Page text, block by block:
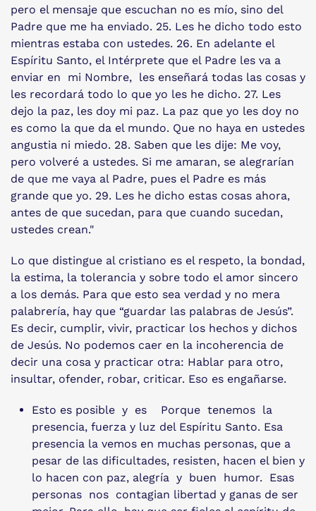
pero el mensaje que escuchan no es mío, sino del
Padre que me ha enviado. 25. Les he dicho todo esto
mientras estaba con ustedes. 26. En adelante el
Espíritu Santo, el Intérprete que el Padre les va a
enviar en mi Nombre, les enseñará todas las cosas y
les recordará todo lo que yo les he dicho. 27. Les
dejo la paz, les doy mi paz. La paz que yo les doy no
es como la que da el mundo. Que no haya en ustedes
angustia ni miedo. 28. Saben que les dije: Me voy,
pero volveré a ustedes. Si me amaran, se alegrarían
de que me vaya al Padre, pues el Padre es más
grande que yo. 29. Les he dicho estas cosas ahora,
antes de que sucedan, para que cuando sucedan,
ustedes crean."
Lo que distingue al cristiano es el respeto, la bondad,
la estima, la tolerancia y sobre todo el amor sincero
a los demás. Para que esto sea verdad y no mera
palabrería, hay que “guardar las palabras de Jesús”.
Es decir, cumplir, vivir, practicar los hechos y dichos
de Jesús. No podemos caer en la incoherencia de
decir una cosa y practicar otra: Hablar para otro,
insultar, ofender, robar, criticar. Eso es engañarse.
Esto es posible y es Porque tenemos la
presencia, fuerza y luz del Espíritu Santo. Esa
presencia la vemos en muchas personas, que a
pesar de las dificultades, resisten, hacen el bien y
lo hacen con paz, alegría y buen humor. Esas
personas nos contagian libertad y ganas de ser